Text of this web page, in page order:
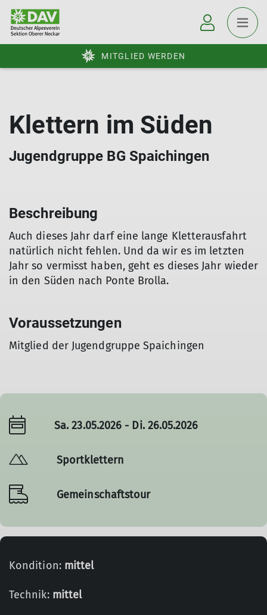
MITGLIED WERDEN
Klettern im Süden
Jugendgruppe BG Spaichingen
Beschreibung
Auch dieses Jahr darf eine lange Kletterausfahrt
natürlich nicht fehlen. Und da wir es im letzten
Jahr so vermisst haben, geht es dieses Jahr wieder
in den Süden nach Ponte Brolla.
Voraussetzungen
Mitglied der Jugendgruppe Spaichingen
Sa. 23.05.2026 - Di. 26.05.2026
Sportklettern
Gemeinschaftstour
Kondition: mittel
Technik: mittel